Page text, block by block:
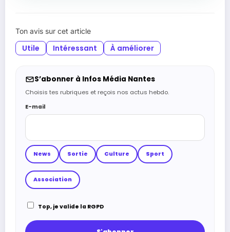
Ton avis sur cet article
Utile Intéressant À améliorer
S’abonner à Infos Média Nantes
Choisis tes rubriques et reçois nos actus hebdo.
E-mail
News Sortie Culture Sport
Association
Top, je valide la RGPD